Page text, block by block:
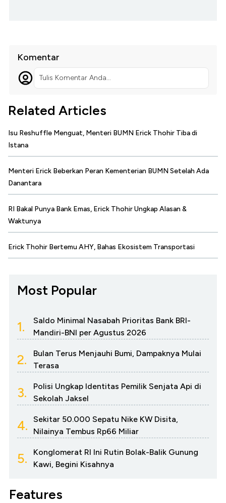
Komentar
Tulis Komentar Anda...
Related Articles
Isu Reshuffle Menguat, Menteri BUMN Erick Thohir Tiba di
Istana
Menteri Erick Beberkan Peran Kementerian BUMN Setelah Ada
Danantara
RI Bakal Punya Bank Emas, Erick Thohir Ungkap Alasan &
Waktunya
Erick Thohir Bertemu AHY, Bahas Ekosistem Transportasi
Most Popular
1.
Saldo Minimal Nasabah Prioritas Bank BRI-
Mandiri-BNI per Agustus 2026
2.
Bulan Terus Menjauhi Bumi, Dampaknya Mulai
Terasa
3.
Polisi Ungkap Identitas Pemilik Senjata Api di
Sekolah Jaksel
4.
Sekitar 50.000 Sepatu Nike KW Disita,
Nilainya Tembus Rp66 Miliar
5.
Konglomerat RI Ini Rutin Bolak-Balik Gunung
Kawi, Begini Kisahnya
Features